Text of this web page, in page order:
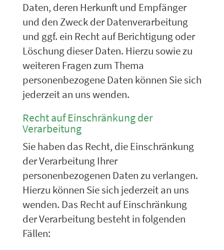
Daten, deren Herkunft und Empfänger
und den Zweck der Datenverarbeitung
und ggf. ein Recht auf Berichtigung oder
Löschung dieser Daten. Hierzu sowie zu
weiteren Fragen zum Thema
personenbezogene Daten können Sie sich
jederzeit an uns wenden.
Recht auf Einschränkung der
Verarbeitung
Sie haben das Recht, die Einschränkung
der Verarbeitung Ihrer
personenbezogenen Daten zu verlangen.
Hierzu können Sie sich jederzeit an uns
wenden. Das Recht auf Einschränkung
der Verarbeitung besteht in folgenden
Fällen: